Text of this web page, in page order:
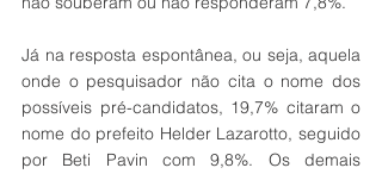
Já na resposta espontânea, ou seja, aquela
onde o pesquisador não cita o nome dos
possíveis pré-candidatos, 19,7% citaram o
nome do prefeito Helder Lazarotto, seguido
por Beti Pavin com 9,8%. Os demais